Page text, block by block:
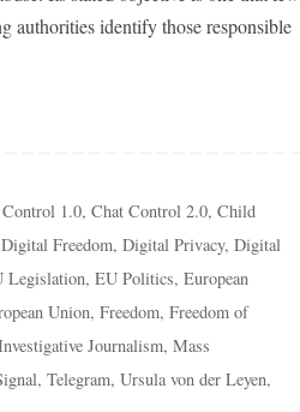
authorities identify those responsible
1.0,Chat Control 2.0,Child
Digital Freedom, Digital Privacy, Digital
Legislation, EU Politics, European
Union, Freedom, Freedom of
Journalism, Mass
, Telegram, Ursula von der Leyen,